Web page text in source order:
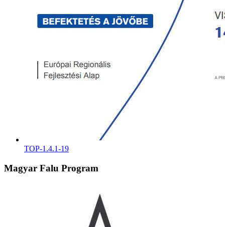
TOP-1.4.1-19
Magyar Falu Program